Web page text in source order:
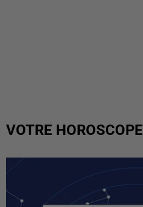
VOTRE HOROSCOPE